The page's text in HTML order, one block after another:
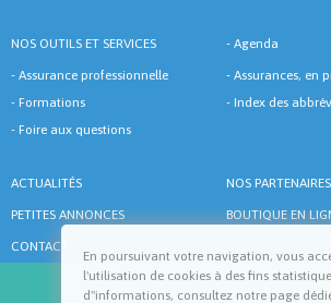
NOS OUTILS ET SERVICES - Agenda
- Assurance professionnelle - Assurances, en
- Formations - Index des
- Foire aux questions
ACTUALITÉS NOS PARTENAIRES
PETITES ANNONCES BOUTIQUE EN
CONTACT
En poursuivant votre navigation, vous
l'utilisation de cookies à des fins
d''informations, consultez notre page